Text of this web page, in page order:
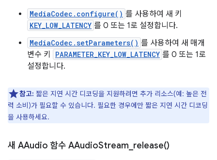
MediaCodec.configure() 를 사용하여 새 키
KEY_LOW_LATENCY 를 0 또는 1로 설정합니다.
MediaCodec.setParameters() 를 사용하여 새 매개
변수 키
PARAMETER_KEY_LOW_LATENCY 를 0 또는 1로
설정합니다.
참고: 짧은 지연 시간 디코딩을 지원하려면 추가 리소스(예: 높은 전
력 소비)가 필요할 수 있습니다. 필요한 경우에만 짧은 지연 시간 디코딩
을 사용하세요.
새 AAudio 함수 AAudioStream_release()